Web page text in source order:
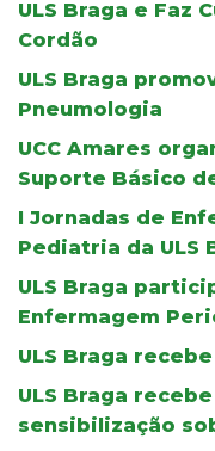
ULS Braga e Faz
Cordão
ULS Braga
Pneumologia
UCC Amares
Suporte Básico
I Jornadas de
Pediatria da ULS
ULS Braga
Enfermagem
ULS Braga
ULS Braga
sensibilização